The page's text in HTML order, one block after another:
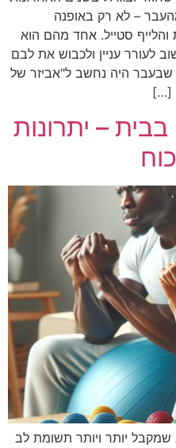
– לא רק באופנה
והלייף סטייל. אחד מהם הוא
לעורר עניין ולכבוש את לבם
היה נחשב ל"אביזר של
[…]
בבית – יתרונות
שמקבל יותר ויותר תשומת לב